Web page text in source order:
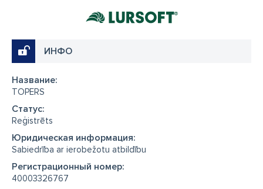
ИНФО
Название:
TOPERS
Cтатус:
Reģistrēts
Юридическая информация:
Sabiedrība ar ierobežotu atbildību
Регистрационный номер:
40003326767